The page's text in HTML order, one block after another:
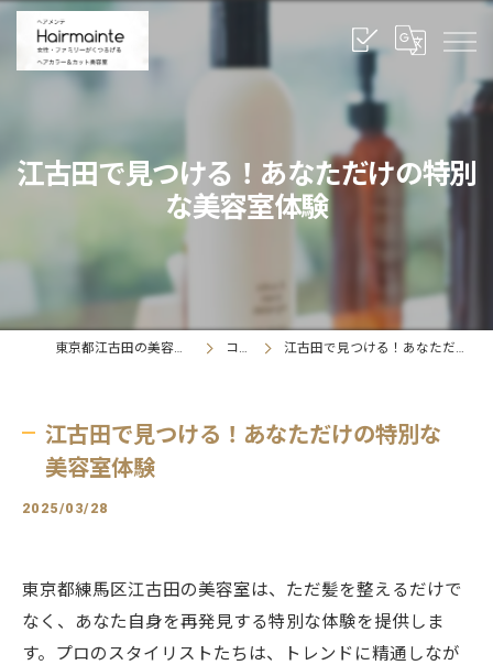
江古田で見つける！あなただけの特別
な美容室体験
東京都江古田の美容室ならヘアメンテ コラム 江古田で見つける！あなただけの特別な美容室体験
江古田で見つける！あなただけの特別な
美容室体験
2025/03/28
東京都練馬区江古田の美容室は、ただ髪を整えるだけで
なく、あなた自身を再発見する特別な体験を提供しま
す。プロのスタイリストたちは、トレンドに精通しなが